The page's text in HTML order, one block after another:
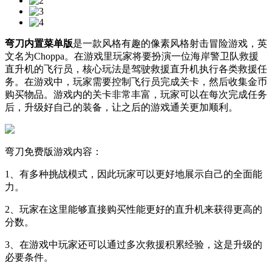
弯刀内置菜单版是一款风格有趣的像素风格射击冒险游戏，英
文名为Choppa。在游戏里玩家将要扮演一位海岸警卫队救援
直升机的飞行员，核心玩法是驾驶救援直升机执行各类救援任
务。在游戏中，玩家需要控制飞行员完成关卡，然后收集金币
购买物品。游戏内的关卡非常丰富，玩家可以在每次完成任务
后，升级好自己的装备，让之后的游戏通关更加顺利。
弯刀免费版游戏内容：
1、有多种挑战模式，因此玩家可以更好地展示自己的全面能
力。
2、玩家在这里能够直接购买性能更好的直升机来获得更高的
分数。
3、在游戏中玩家还可以通过多次救援积累经验，这是升级的
必要条件。